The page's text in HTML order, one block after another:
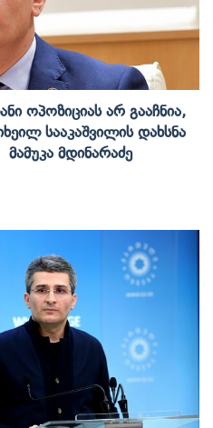
Ოპოზიციას Არ Გააჩნია,
Სააკაშვილის Დახსნა
Მდინარაძე